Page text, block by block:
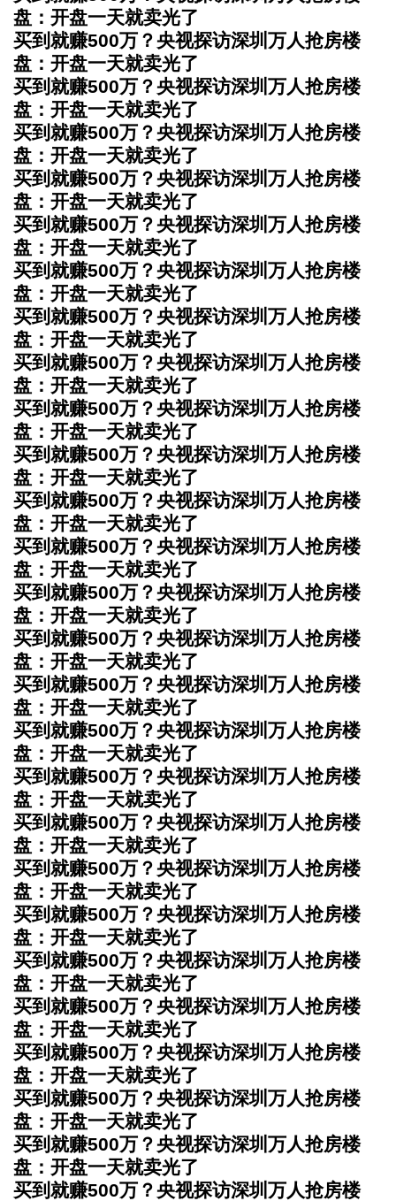
盘：开盘一天就卖光了
买到就赚500万？央视探访深圳万人抢房楼
盘：开盘一天就卖光了
买到就赚500万？央视探访深圳万人抢房楼
盘：开盘一天就卖光了
买到就赚500万？央视探访深圳万人抢房楼
盘：开盘一天就卖光了
买到就赚500万？央视探访深圳万人抢房楼
盘：开盘一天就卖光了
买到就赚500万？央视探访深圳万人抢房楼
盘：开盘一天就卖光了
买到就赚500万？央视探访深圳万人抢房楼
盘：开盘一天就卖光了
买到就赚500万？央视探访深圳万人抢房楼
盘：开盘一天就卖光了
买到就赚500万？央视探访深圳万人抢房楼
盘：开盘一天就卖光了
买到就赚500万？央视探访深圳万人抢房楼
盘：开盘一天就卖光了
买到就赚500万？央视探访深圳万人抢房楼
盘：开盘一天就卖光了
买到就赚500万？央视探访深圳万人抢房楼
盘：开盘一天就卖光了
买到就赚500万？央视探访深圳万人抢房楼
盘：开盘一天就卖光了
买到就赚500万？央视探访深圳万人抢房楼
盘：开盘一天就卖光了
买到就赚500万？央视探访深圳万人抢房楼
盘：开盘一天就卖光了
买到就赚500万？央视探访深圳万人抢房楼
盘：开盘一天就卖光了
买到就赚500万？央视探访深圳万人抢房楼
盘：开盘一天就卖光了
买到就赚500万？央视探访深圳万人抢房楼
盘：开盘一天就卖光了
买到就赚500万？央视探访深圳万人抢房楼
盘：开盘一天就卖光了
买到就赚500万？央视探访深圳万人抢房楼
盘：开盘一天就卖光了
买到就赚500万？央视探访深圳万人抢房楼
盘：开盘一天就卖光了
买到就赚500万？央视探访深圳万人抢房楼
盘：开盘一天就卖光了
买到就赚500万？央视探访深圳万人抢房楼
盘：开盘一天就卖光了
买到就赚500万？央视探访深圳万人抢房楼
盘：开盘一天就卖光了
买到就赚500万？央视探访深圳万人抢房楼
盘：开盘一天就卖光了
买到就赚500万？央视探访深圳万人抢房楼
盘：开盘一天就卖光了
买到就赚500万？央视探访深圳万人抢房楼